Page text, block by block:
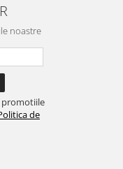
noastre
promotiile
de